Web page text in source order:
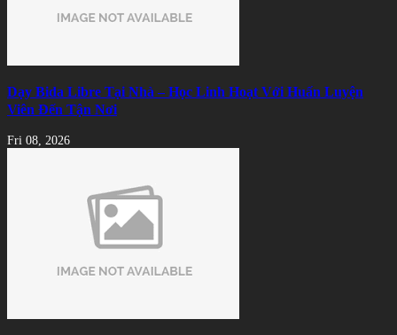
Dạy Bida Libre Tại Nhà – Học Linh Hoạt Với Huấn Luyện
Viên Đến Tận Nơi
Fri 08, 2026